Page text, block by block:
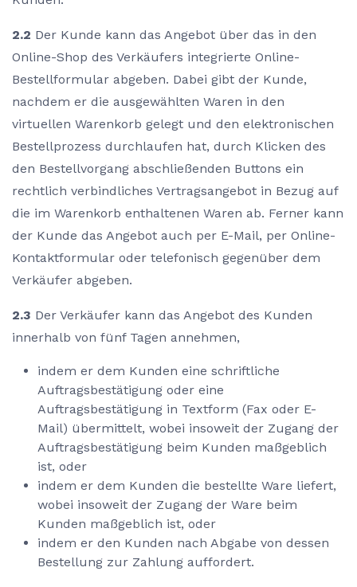
2.2 Der Kunde kann das Angebot über das in den
Online-Shop des Verkäufers integrierte Online-
Bestellformular abgeben. Dabei gibt der Kunde,
nachdem er die ausgewählten Waren in den
virtuellen Warenkorb gelegt und den elektronischen
Bestellprozess durchlaufen hat, durch Klicken des
den Bestellvorgang abschließenden Buttons ein
rechtlich verbindliches Vertragsangebot in Bezug auf
die im Warenkorb enthaltenen Waren ab. Ferner kann
der Kunde das Angebot auch per E-Mail, per Online-
Kontaktformular oder telefonisch gegenüber dem
Verkäufer abgeben.
2.3 Der Verkäufer kann das Angebot des Kunden
innerhalb von fünf Tagen annehmen,
indem er dem Kunden eine schriftliche
Auftragsbestätigung oder eine
Auftragsbestätigung in Textform (Fax oder E-
Mail) übermittelt, wobei insoweit der Zugang der
Auftragsbestätigung beim Kunden maßgeblich
ist, oder
indem er dem Kunden die bestellte Ware liefert,
wobei insoweit der Zugang der Ware beim
Kunden maßgeblich ist, oder
indem er den Kunden nach Abgabe von dessen
Bestellung zur Zahlung auffordert.